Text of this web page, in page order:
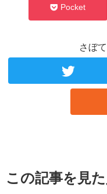
Pocket
さぼ
この記事を見